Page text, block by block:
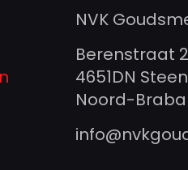
NVK
Berenstraat 2
4651DN
Noord-